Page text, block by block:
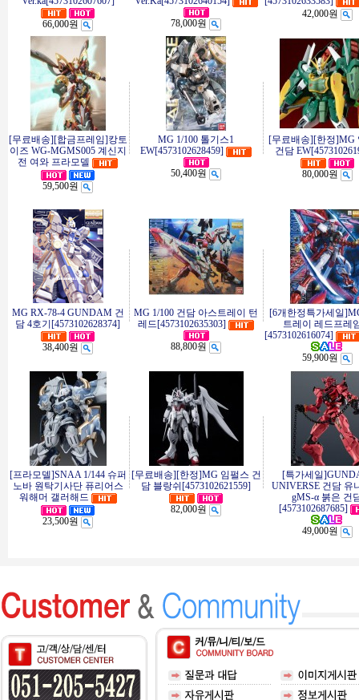
66,000원
78,000원
42,000원
[무료배송][합금프레임]캉토
이즈 WG-MGMS005 계신지
전 여와 프라모델
59,500원
MG 1/100 톨기스1
EW[4573102628459]
50,400원
[무료배송][한정]MG
건담
80,000원
MG RX-78-4 GUNDAM 건
담 4호기[4573102628374]
38,400원
MG 1/100 건담 아스트레이 턴
레드[4573102635303]
88,800원
[6개한정특가세일
트레이 레드프레
[4573102616074]
59,900원
[프라모델]SNAA 1/144 슈퍼
노바 원탁기사단 퓨리어스
워해머 갤러해드
23,500원
[무료배송][한정]MG 임펄스 건
담 블랑쉬[4573102621559]
82,000원
[특가세일
UNIVERSE 건담 유
gMS-α 붉은 건
[4573102687685]
49,000원